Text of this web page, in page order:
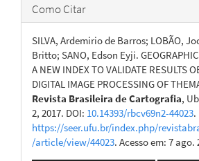
Como Citar
SILVA, Ardemirio de Barros; LOBÃO,
Britto; SANO, Edson Eyji.
A NEW INDEX TO VALIDATE RESULTS
DIGITAL IMAGE PROCESSING OF
Revista Brasileira de Cartografia,
2, 2017. DOI: 10.14393/rbcv69n2-44023.
https://seer.ufu.br/index.php/
/article/view/44023. Acesso em: 7 ago.